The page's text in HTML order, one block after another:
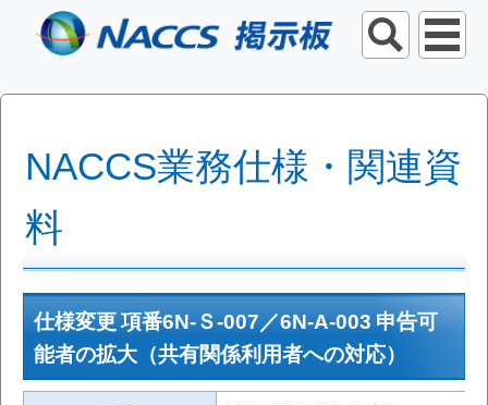
NACCS業務仕様・関連資
料
仕様変更 項番6N-Ｓ-007／6N-A-003 申告可
能者の拡大（共有関係利用者への対応）